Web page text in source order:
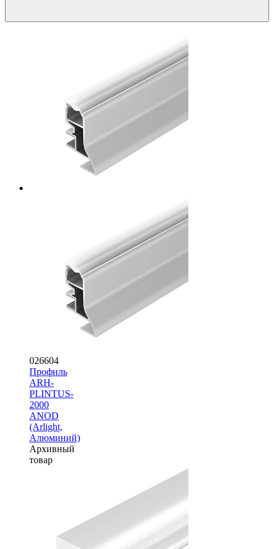
026604
Профиль
ARH-
PLINTUS-
2000
ANOD
(Arlight,
Алюминий)
Архивный
товар